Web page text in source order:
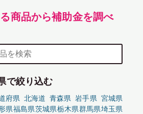
商品から補助金を調べ
で絞り込む
府県 北海道 青森県 岩手県 宮城県
県福島県茨城県栃木県群馬県埼玉県